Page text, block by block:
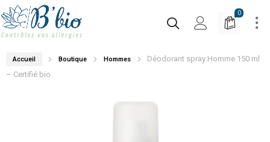
0
Accueil Boutique Hommes
Déodorant spray Homme 150 ml
– Certifié bio